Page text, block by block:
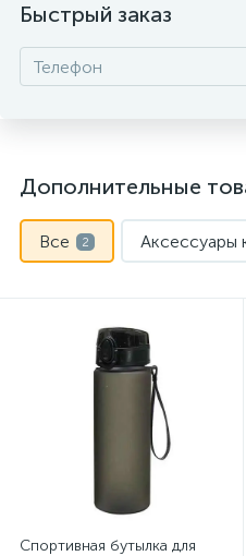
Быстрый заказ
Дополнительные
Все 2 Аксессуары
Спортивная бутылка для